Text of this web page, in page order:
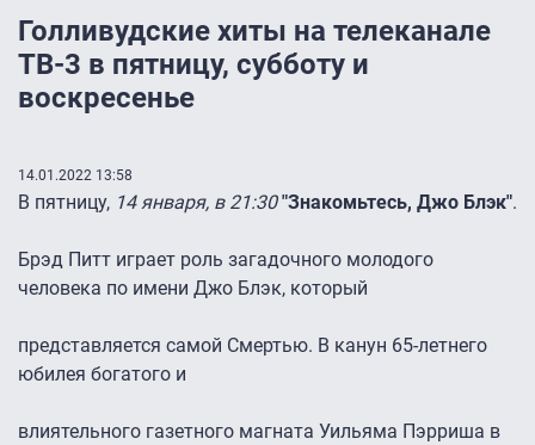
Голливудские хиты на телеканале
ТВ-3 в пятницу, субботу и
воскресенье
14.01.2022 13:58
В пятницу, 14 января, в 21:30 "Знакомьтесь, Джо Блэк".
Брэд Питт играет роль загадочного молодого
человека по имени Джо Блэк, который
представляется самой Смертью. В канун 65-летнего
юбилея богатого и
влиятельного газетного магната Уильяма Пэрриша в